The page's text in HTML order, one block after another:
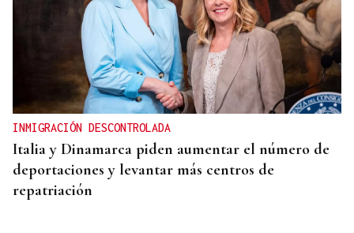
INMIGRACIÓN DESCONTROLADA
Italia y Dinamarca piden aumentar el número de
deportaciones y levantar más centros de
repatriación